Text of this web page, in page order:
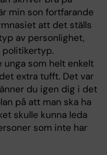
min son fortfarande
att det ställs
av personlighet,
politikertyp.
unga som helt enkelt
extra tufft. Det var
du igen dig i det
på att man ska ha
skulle kunna leda
som inte har